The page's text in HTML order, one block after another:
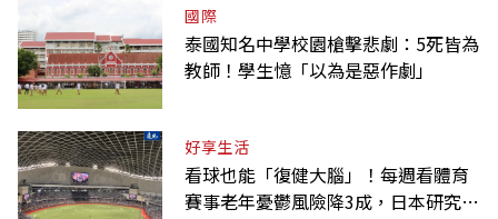
國際
泰國知名中學校園槍擊悲劇：5死皆為
教師！學生憶「以為是惡作劇」
好享生活
看球也能「復健大腦」！每週看體育
賽事老年憂鬱風險降3成，日本研究：